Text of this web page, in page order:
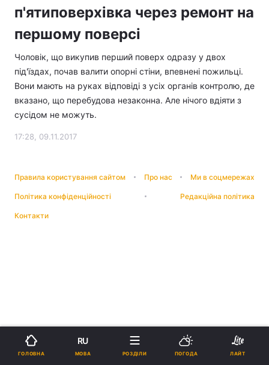
п'ятиповерхівка через ремонт на
першому поверсі
Чоловік, що викупив перший поверх одразу у двох
під'їздах, почав валити опорні стіни, впевнені пожильці.
Вони мають на руках відповіді з усіх органів контролю, де
вказано, що перебудова незаконна. Але нічого вдіяти з
сусідом не можуть.
17:28, 09.11.2017
Правила користування сайтом Про нас Ми в соцмережах
Політика конфіденційності Редакційна політика
Контакти
ГОЛОВНА
RU
МОВА РОЗДІЛИ ПОГОДА ЛАЙТ